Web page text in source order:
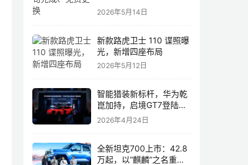
2026年5月14日
新款路虎卫士 110 谍照曝
光，新增四座布局
2026年5月12日
智能猎装新标杆，华为乾
崑加持，启境GT7登陆
2026北京车展
2026年4月24日
全新坦克700上市：42.8
万起，以“麒麟”之名重塑